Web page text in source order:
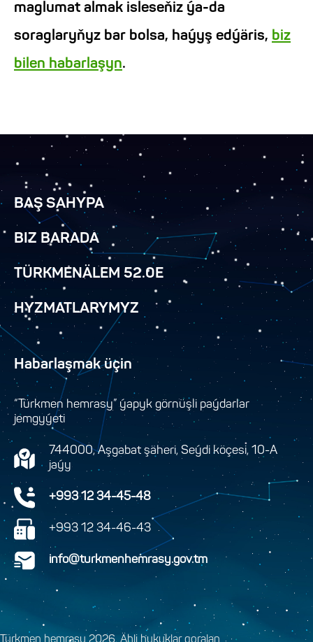
maglumat almak isleseňiz ýa-da
soraglaryňyz bar bolsa, haýyş edýäris, biz
bilen habarlaşyn.
BAŞ SAHYPA
BIZ BARADA
TÜRKMENÄLEM 52.0E
HYZMATLARYMYZ
Habarlaşmak üçin
“Türkmen hemrasy” ýapyk görnüşli paýdarlar
jemgyýeti
744000, Aşgabat şäheri, Seýdi köçesi, 10-A
jaýy
+993 12 34-45-48
+993 12 34-46-43
info@turkmenhemrasy.gov.tm